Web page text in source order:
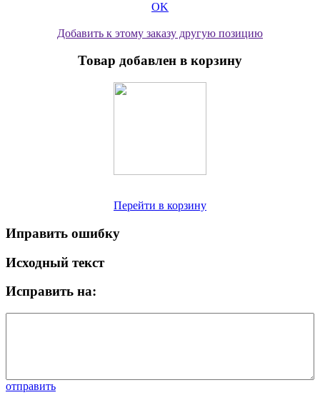
OK
Добавить к этому заказу другую позицию
Товар добавлен в корзину
Перейти в корзину
Иправить ошибку
Исходный текст
Исправить на:
отправить